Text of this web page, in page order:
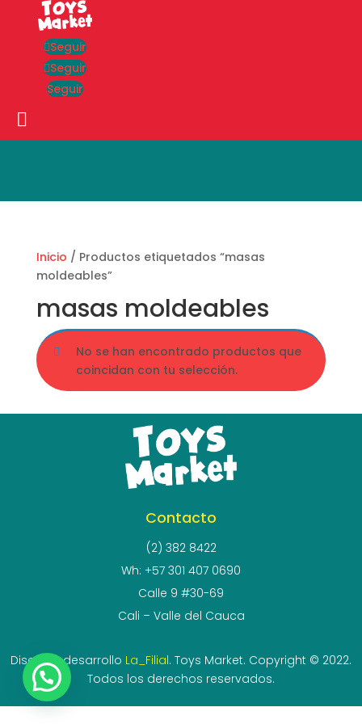
Seguir
Seguir
Seguir
Inicio / Productos etiquetados “masas
moldeables”
masas moldeables
No se han encontrado productos que
coincidan con tu selección.
Contacto
(2) 382 8422
Wh: +57 301 407 0690
Calle 9 #30-69
Cali – Valle del Cauca
Diseño y desarrollo La_Filial. Toys Market. Copyright © 2022.
Todos los derechos reservados.